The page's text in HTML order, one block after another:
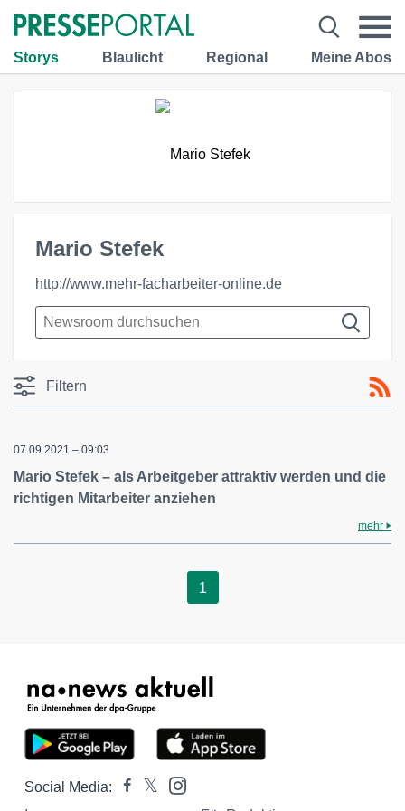
Storys Blaulicht Regional Meine Abos
Mario Stefek
http://www.mehr-facharbeiter-online.de
Filtern
07.09.2021 – 09:03
Mario Stefek – als Arbeitgeber attraktiv werden und die
richtigen Mitarbeiter anziehen
mehr
1
Social Media: